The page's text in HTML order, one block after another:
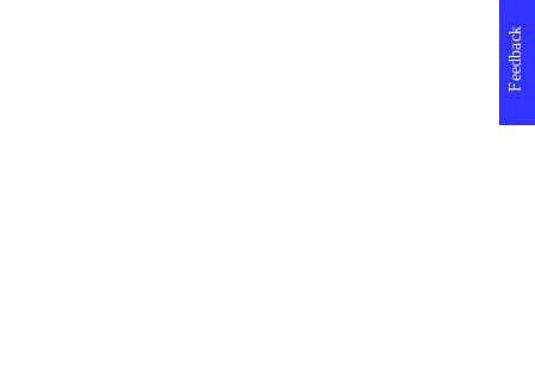
Feedback